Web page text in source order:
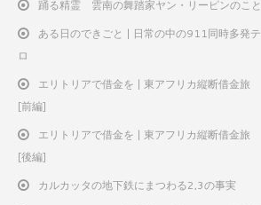
踊る精霊 雲南の舞踏家ヤン・リーピンのこと
ある日のできごと | 日常の中の911同時多発テ
ロ
エリトリアで借金を | 東アフリカ縦断借金旅
[前編]
エリトリアで借金を | 東アフリカ縦断借金旅
[後編]
カルカッタの地下鉄にまつわる2,3の事実